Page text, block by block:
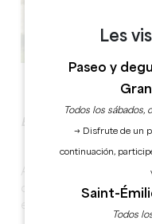
En la intimidad de los
A menos de 10
château familiar en un
Les
Paseo y
Todos los sábados,
→ Disfrute de un
continuación,
Saint-
Todos